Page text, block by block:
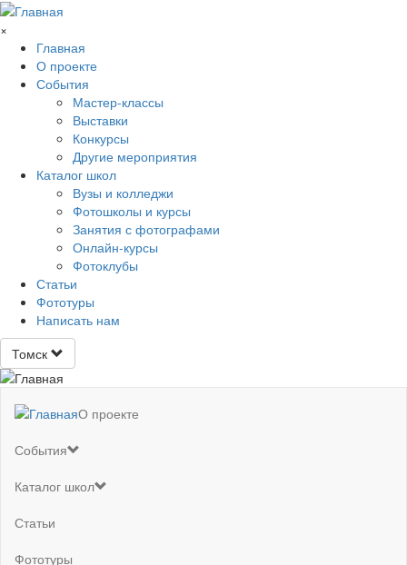
Перейти к основному содержанию
×
Главная
О проекте
События
Мастер-классы
Выставки
Конкурсы
Другие мероприятия
Каталог школ
Вузы и колледжи
Фотошколы и курсы
Занятия с фотографами
Онлайн-курсы
Фотоклубы
Статьи
Фототуры
Написать нам
Томск
О проекте
События
Каталог школ
Статьи
Фототуры